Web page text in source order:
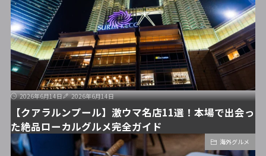
2026年6月14日 2026年6月14日
【クアラルンプール】激ウマ名店11選！本場で出会っ
た絶品ローカルグルメ完全ガイド
海外グルメ